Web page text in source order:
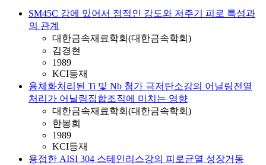
SM45C 강에 있어서 정적인 강도와 저주기 피로 특성과
의 관계
대한금속재료학회(대한금속학회)
김경현
1989
KCI등재
용체화처리된 Ti 및 Nb 첨가 극저탄소강의 어닐링전열
처리가 어닐링집합조직에 미치는 영향
대한금속재료학회(대한금속학회)
한봉희
1989
KCI등재
용접한 AISI 304 스테인리스강의 피로균열 성장거동